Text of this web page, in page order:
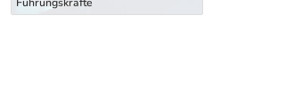
Führungskräfte